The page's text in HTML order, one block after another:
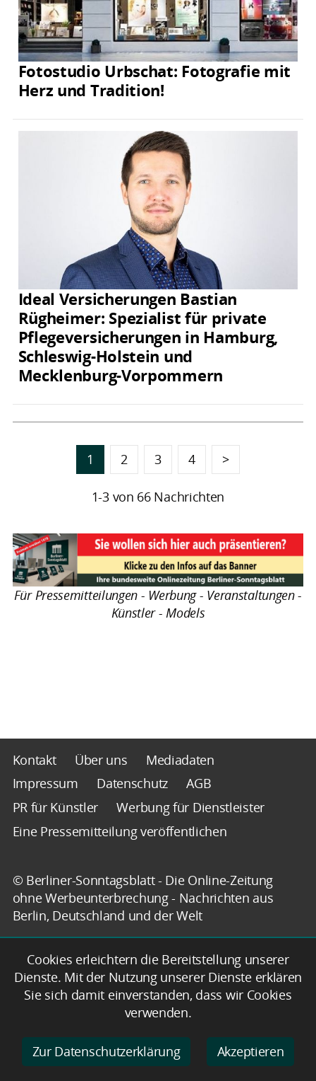
Fotostudio Urbschat: Fotografie mit
Herz und Tradition!
Ideal Versicherungen Bastian
Rügheimer: Spezialist für private
Pflegeversicherungen in Hamburg,
Schleswig-Holstein und
Mecklenburg-Vorpommern
1 2 3 4 >
1-3 von 66 Nachrichten
Für Pressemitteilungen - Werbung - Veranstaltungen -
Künstler - Models
Kontakt Über uns
Mediadaten
Impressum
Datenschutz
AGB
PR für Künstler
Werbung für Dienstleister
Eine Pressemitteilung veröffentlichen
© Berliner-Sonntagsblatt - Die Online-Zeitung
ohne Werbeunterbrechung - Nachrichten aus
Berlin, Deutschland und der Welt
Cookies erleichtern die Bereitstellung unserer
Dienste. Mit der Nutzung unserer Dienste erklären
Sie sich damit einverstanden, dass wir Cookies
verwenden.
Zur Datenschutzerklärung Akzeptieren